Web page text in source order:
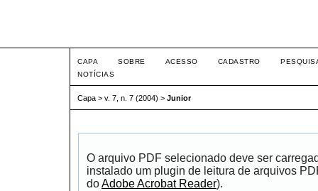
CAPA SOBRE ACESSO CADASTRO
NOTÍCIAS
Capa > v. 7, n. 7 (2004) > Junior
O arquivo PDF selecionado deve ser
instalado um plugin de leitura de arquivos
doAdobe Acrobat Reader).